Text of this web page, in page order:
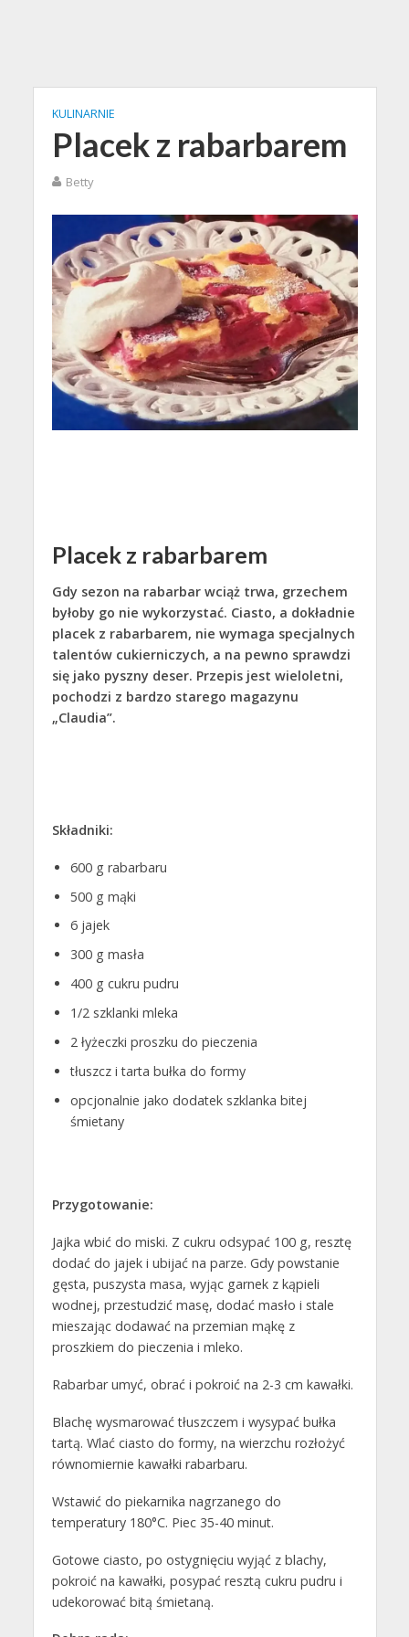
KULINARNIE
Placek z rabarbarem
Betty
Placek z rabarbarem
Gdy sezon na rabarbar wciąż trwa, grzechem
byłoby go nie wykorzystać. Ciasto, a dokładnie
placek z rabarbarem, nie wymaga specjalnych
talentów cukierniczych, a na pewno sprawdzi
się jako pyszny deser. Przepis jest wieloletni,
pochodzi z bardzo starego magazynu
„Claudia”.
Składniki:
600 g rabarbaru
500 g mąki
6 jajek
300 g masła
400 g cukru pudru
1/2 szklanki mleka
2 łyżeczki proszku do pieczenia
tłuszcz i tarta bułka do formy
opcjonalnie jako dodatek szklanka bitej
śmietany
Przygotowanie:
Jajka wbić do miski. Z cukru odsypać 100 g, resztę
dodać do jajek i ubijać na parze. Gdy powstanie
gęsta, puszysta masa, wyjąc garnek z kąpieli
wodnej, przestudzić masę, dodać masło i stale
mieszając dodawać na przemian mąkę z
proszkiem do pieczenia i mleko.
Rabarbar umyć, obrać i pokroić na 2-3 cm kawałki.
Blachę wysmarować tłuszczem i wysypać bułka
tartą. Wlać ciasto do formy, na wierzchu rozłożyć
równomiernie kawałki rabarbaru.
Wstawić do piekarnika nagrzanego do
temperatury 180°C. Piec 35-40 minut.
Gotowe ciasto, po ostygnięciu wyjąć z blachy,
pokroić na kawałki, posypać resztą cukru pudru i
udekorować bitą śmietaną.